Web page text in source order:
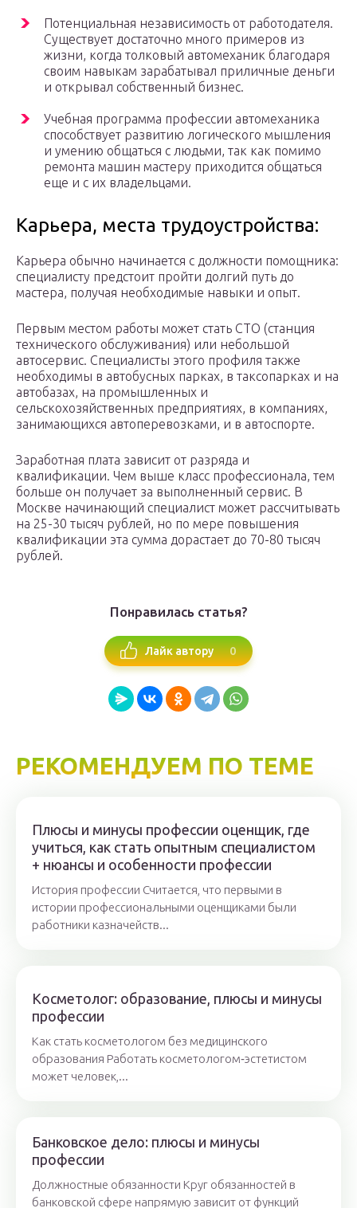
Потенциальная независимость от работодателя.
Существует достаточно много примеров из
жизни, когда толковый автомеханик благодаря
своим навыкам зарабатывал приличные деньги
и открывал собственный бизнес.
Учебная программа профессии автомеханика
способствует развитию логического мышления
и умению общаться с людьми, так как помимо
ремонта машин мастеру приходится общаться
еще и с их владельцами.
Карьера, места трудоустройства:
Карьера обычно начинается с должности помощника:
специалисту предстоит пройти долгий путь до
мастера, получая необходимые навыки и опыт.
Первым местом работы может стать СТО (станция
технического обслуживания) или небольшой
автосервис. Специалисты этого профиля также
необходимы в автобусных парках, в таксопарках и на
автобазах, на промышленных и
сельскохозяйственных предприятиях, в компаниях,
занимающихся автоперевозками, и в автоспорте.
Заработная плата зависит от разряда и
квалификации. Чем выше класс профессионала, тем
больше он получает за выполненный сервис. В
Москве начинающий специалист может рассчитывать
на 25-30 тысяч рублей, но по мере повышения
квалификации эта сумма дорастает до 70-80 тысяч
рублей.
Понравилась статья?
Лайк автору 0
РЕКОМЕНДУЕМ ПО ТЕМЕ
Плюсы и минусы профессии оценщик, где
учиться, как стать опытным специалистом
+ нюансы и особенности профессии
История профессии Считается, что первыми в
истории профессиональными оценщиками были
работники казначейств...
Косметолог: образование, плюсы и минусы
профессии
Как стать косметологом без медицинского
образования Работать косметологом‑эстетистом
может человек,...
Банковское дело: плюсы и минусы
профессии
Должностные обязанности Круг обязанностей в
банковской сфере напрямую зависит от функций